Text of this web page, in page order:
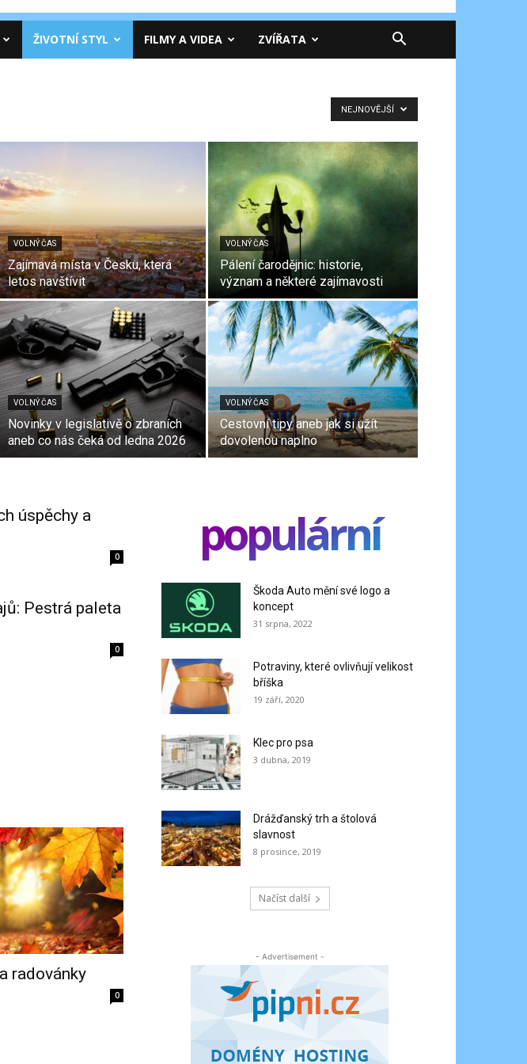
ŽIVOTNÍ STYL FILMY A VIDEA ZVÍŘATA
NEJNOVĚJŠÍ
VOLNÝ ČAS
Zajímavá místa v Česku, která
letos navštívit
VOLNÝ ČAS
Pálení čarodějnic: historie,
význam a některé zajímavosti
VOLNÝ ČAS
Novinky v legislativě o zbraních
aneb co nás čeká od ledna 2026
VOLNÝ ČAS
Cestovní tipy aneb jak si užít
dovolenou naplno
úspěchy a
0
Pestrá paleta
0
radovánky
0
populární
Škoda Auto mění své logo a
koncept
31 srpna, 2022
Potraviny, které ovlivňují velikost
bříška
19 září, 2020
Klec pro psa
3 dubna, 2019
Drážďanský trh a štolová
slavnost
8 prosince, 2019
Načíst další
- Advertisement -